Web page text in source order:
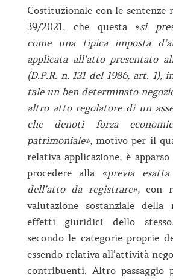
Costituzionale con le sentenze
39/2021, che questa «si
come una tipica imposta
applicata all’atto presentato
(D.P.R. n. 131 del 1986, art. 1),
tale un ben determinato
altro atto regolatore di un
che denoti forza
patrimoniale»,motivo per il
relativa applicazione, è
procedere alla «previa
dell’atto da registrare», con
valutazione sostanziale
effetti giuridici dello
secondo le categorie proprie
essendo relativa all’attività
contribuenti. Altro passaggio